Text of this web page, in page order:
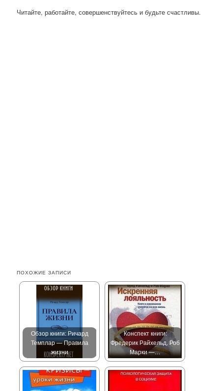
Читайте, работайте, совершенствуйтесь и будьте счастливы.
ПОХОЖИЕ ЗАПИСИ
Обзор книги: Ричард
Темплар — Правила
жизни
Конспект книги:
Фредерик Райхельд, Роб
Марки —…